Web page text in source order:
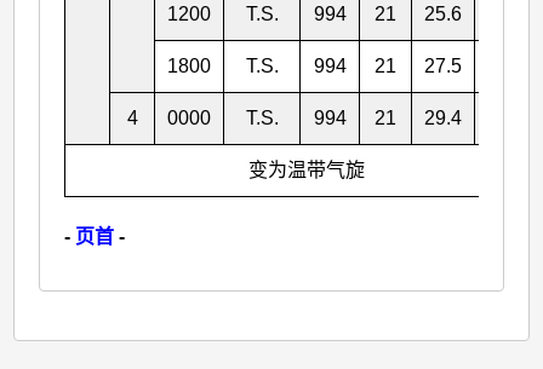
1200 T.S. 994 21 25.6
1800 T.S. 994 21 27.5
4 0000 T.S. 994 21 29.4
变为温带气旋
- 页首 -